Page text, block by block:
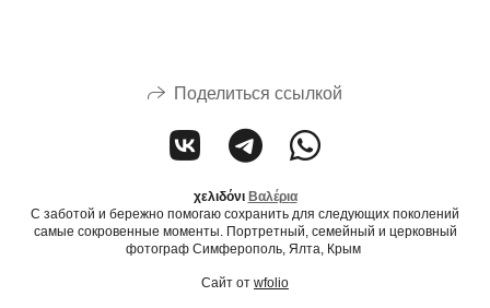
Поделиться ссылкой
χελιδόνι Βαλέρια
С заботой и бережно помогаю сохранить для следующих поколений
самые сокровенные моменты. Портретный, семейный и церковный
фотограф Симферополь, Ялта, Крым
Сайт от wfolio